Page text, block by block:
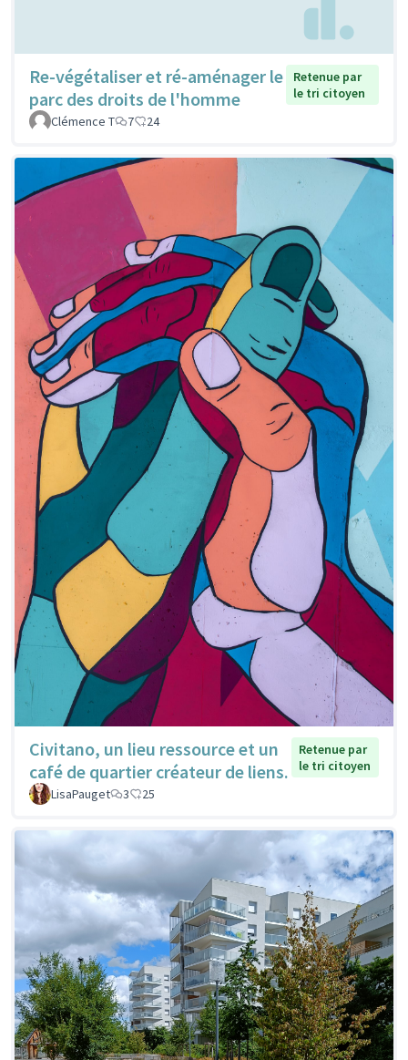
Re-végétaliser et ré-aménager le
parc des droits de l'homme
Retenue par
le tri citoyen
Clémence T
7 24
Civitano, un lieu ressource et un
café de quartier créateur de liens.
Retenue par
le tri citoyen
LisaPauget
3 25